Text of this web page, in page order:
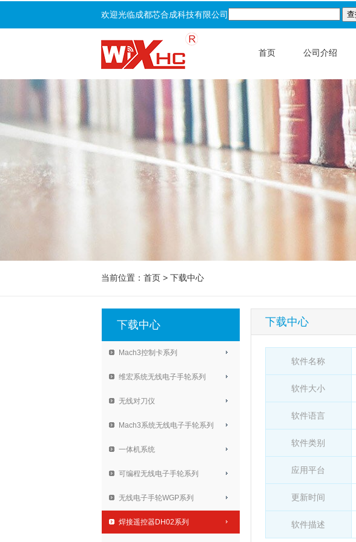
欢迎光临成都芯合成科技有限公司
首页 公司介绍
当前位置： 首页 > 下载中心
下载中心
Mach3控制卡系列
维宏系统无线电子手轮系列
无线对刀仪
Mach3系统无线电子手轮系列
一体机系统
可编程无线电子手轮系列
无线电子手轮WGP系列
焊接遥控器DH02系列
下载中心
软件名称
软件大小
软件语言
软件类别
应用平台
更新时间
软件描述